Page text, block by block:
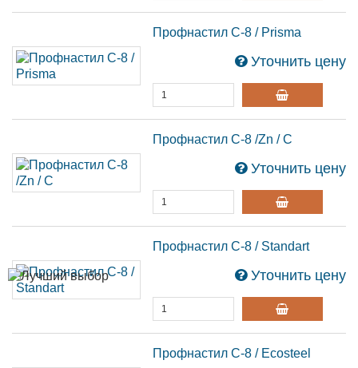
Профнастил С-8 / Prisma
Уточнить цену
Профнастил С-8 /Zn / С
Уточнить цену
Профнастил С-8 / Standart
Уточнить цену
Профнастил С-8 / Ecosteel